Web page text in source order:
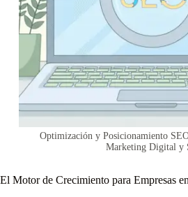
Optimización y Posicionamiento
Marketing Digital y
El Motor de Crecimiento para Empresas